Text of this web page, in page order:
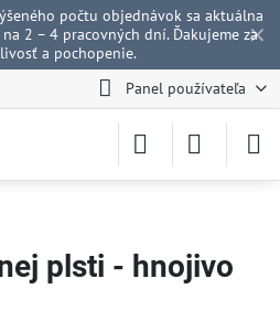
✕
počtu objednávok sa aktuálna
2 – 4 pracovných dní. Ďakujeme za
a pochopenie.
Panel používateľa
plsti - hnojivo